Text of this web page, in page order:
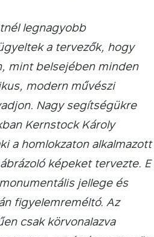
legnagyobb
a tervezők, hogy
mint belsejében minden
modern művészi
Nagy segítségükre
Kernstock Károly
a homlokzaton alkalmazott
képeket tervezte. E
jellege és
figyelemreméltó. Az
csak körvonalazva